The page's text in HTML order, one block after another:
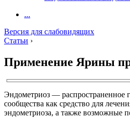
...
Версия для слабовидящих
Статьи ›
Применение Ярины
Эндометриоз — распространенное
сообщества как средство для
эндометриоза, а также возможные